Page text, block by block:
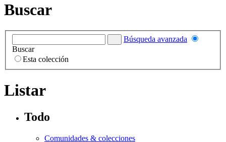
Buscar
Búsqueda avanzada
Buscar
Esta colección
Listar
Todo
Comunidades & colecciones